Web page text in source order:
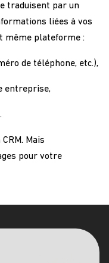
traduisent par un
liées à vos
même plateforme :
de téléphone, etc.),
entreprise,
Mais
pour votre